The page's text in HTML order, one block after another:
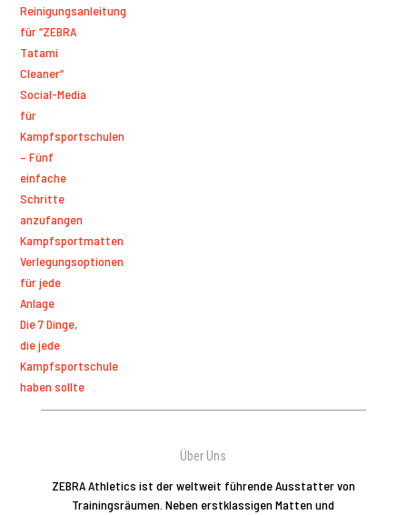
Reinigungsanleitung
für “ZEBRA
Tatami
Cleaner“
Social-Media
für
Kampfsportschulen
– Fünf
einfache
Schritte
anzufangen
Kampfsportmatten
Verlegungsoptionen
für jede
Anlage
Die 7 Dinge,
die jede
Kampfsportschule
haben sollte
Über Uns
ZEBRA Athletics ist der weltweit führende Ausstatter von
Trainingsräumen. Neben erstklassigen Matten und